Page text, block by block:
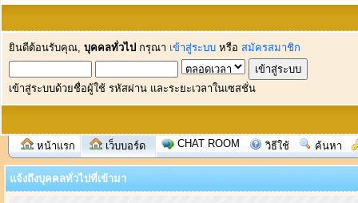
ยินดีต้อนรับคุณ, บุคคลทั่วไป กรุณา เข้าสู่ระบบ หรือ สมัครสมาชิก
เข้าสู่ระบบด้วยชื่อผู้ใช้ รหัสผ่าน และระยะเวลาในเซสชั่น
หน้าแรก เว็บบอร์ด CHAT ROOM วิธีใช้ ค้นหา
แจ้งถึงบุคคลทั่วไปที่เข้ามา